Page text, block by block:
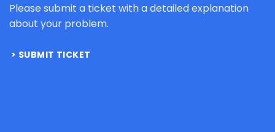
Please submit a ticket with a detailed explanation
about your problem.
SUBMIT TICKET